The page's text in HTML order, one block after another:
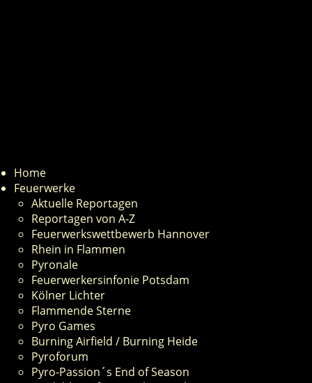
Home
Feuerwerke
Aktuelle Reportagen
Reportagen von A-Z
Feuerwerkswettbewerb Hannover
Rhein in Flammen
Pyronale
Feuerwerkersinfonie Potsdam
Kölner Lichter
Flammende Sterne
Pyro Games
Burning Airfield / Burning Heide
Pyroforum
Pyro-Passion´s End of Season